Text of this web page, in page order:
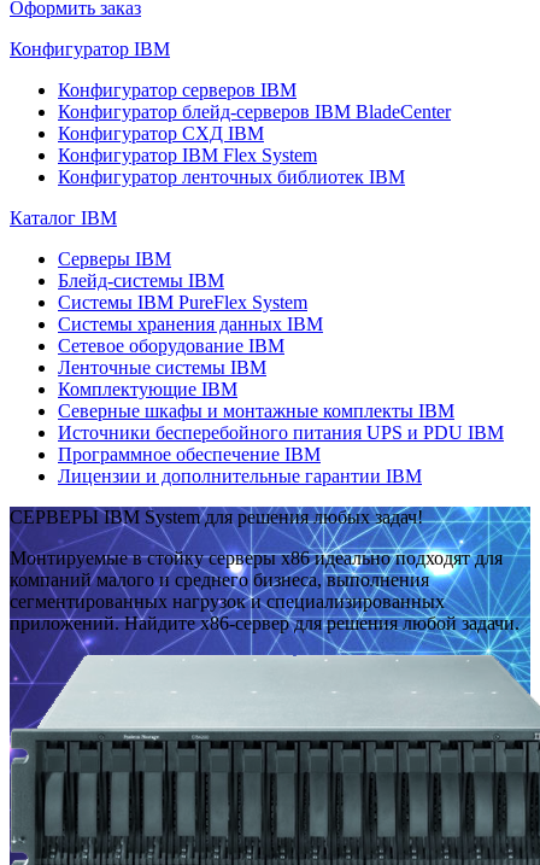
Оформить заказ
Конфигуратор IBM
Конфигуратор серверов IBM
Конфигуратор блейд-серверов IBM BladeCenter
Конфигуратор СХД IBM
Конфигуратор IBM Flex System
Конфигуратор ленточных библиотек IBM
Каталог IBM
Серверы IBM
Блейд-системы IBM
Системы IBM PureFlex System
Системы хранения данных IBM
Сетевое оборудование IBM
Ленточные системы IBM
Комплектующие IBM
Северные шкафы и монтажные комплекты IBM
Источники бесперебойного питания UPS и PDU IBM
Программное обеспечение IBM
Лицензии и дополнительные гарантии IBM
СЕРВЕРЫ IBM System для решения любых задач!
Монтируемые в стойку серверы x86 идеально подходят для
компаний малого и среднего бизнеса, выполнения
сегментированных нагрузок и специализированных
приложений. Найдите x86-сервер для решения любой задачи.